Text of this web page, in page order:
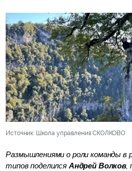
Источник: Школа управления СКОЛКОВО
Размышлениями о роли команды в
типов поделился Андрей Волков,